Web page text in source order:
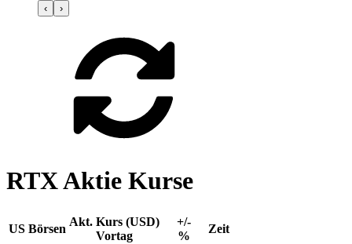
‹ ›
RTX Aktie Kurse
US Börsen
Akt. Kurs (USD)
Vortag
+/-
%
Zeit